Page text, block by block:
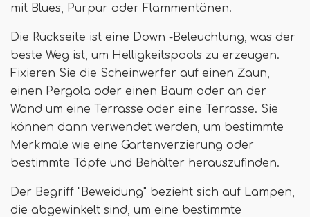
mit Blues, Purpur oder Flammentönen.
Die Rückseite ist eine Down -Beleuchtung, was der
beste Weg ist, um Helligkeitspools zu erzeugen.
Fixieren Sie die Scheinwerfer auf einen Zaun,
einen Pergola oder einen Baum oder an der
Wand um eine Terrasse oder eine Terrasse. Sie
können dann verwendet werden, um bestimmte
Merkmale wie eine Gartenverzierung oder
bestimmte Töpfe und Behälter herauszufinden.
Der Begriff "Beweidung" bezieht sich auf Lampen,
die abgewinkelt sind, um eine bestimmte